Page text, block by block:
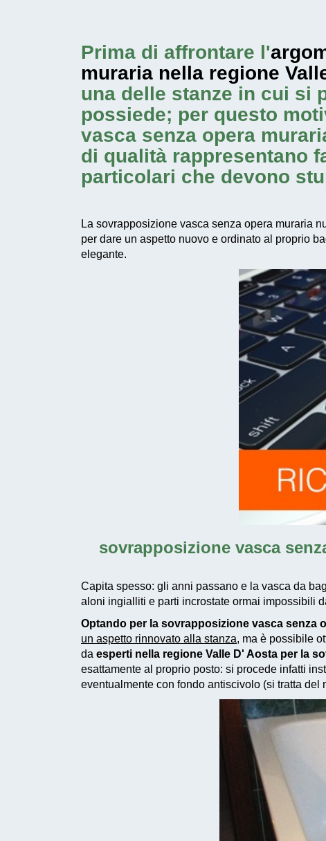
Prima di affrontare l'
muraria nella regione
una delle stanze in cui si
possiede; per questo
vasca senza opera
di qualità rappresentano
particolari che devono
La sovrapposizione vasca senza opera muraria
per dare un aspetto nuovo e ordinato al proprio
elegante.
sovrapposizione vasca
Capita spesso: gli anni passano e la vasca da
aloni ingialliti e parti incrostate ormai impossibili
Optando per la sovrapposizione vasca senza
un aspetto rinnovato alla stanza, ma è possibile
da esperti nella regione Valle D' Aosta per la
esattamente al proprio posto: si procede infatti
eventualmente con fondo antiscivolo (si tratta